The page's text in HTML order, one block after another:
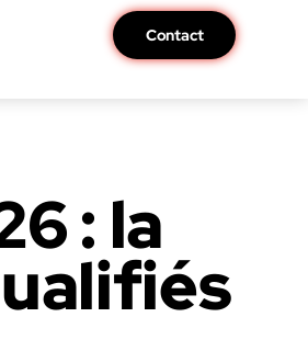
Contact
: la